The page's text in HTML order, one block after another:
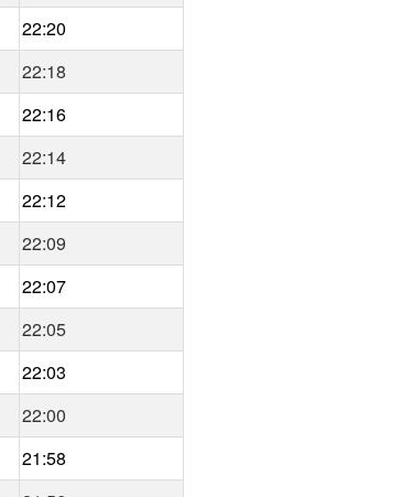
22:20
22:18
22:16
22:14
22:12
22:09
22:07
22:05
22:03
22:00
21:58